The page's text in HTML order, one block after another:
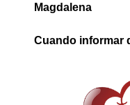
Magdalena
Cuando informar